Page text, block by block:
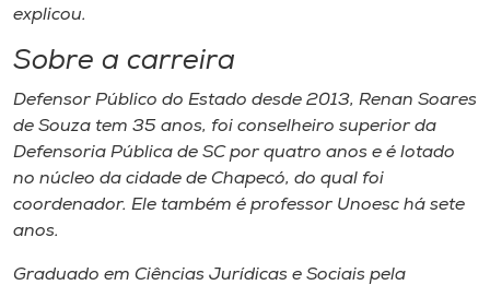
explicou.
Sobre a carreira
Defensor Público do Estado desde 2013, Renan Soares
de Souza tem 35 anos, foi conselheiro superior da
Defensoria Pública de SC por quatro anos e é lotado
no núcleo da cidade de Chapecó, do qual foi
coordenador. Ele também é professor Unoesc há sete
anos.
Graduado em Ciências Jurídicas e Sociais pela